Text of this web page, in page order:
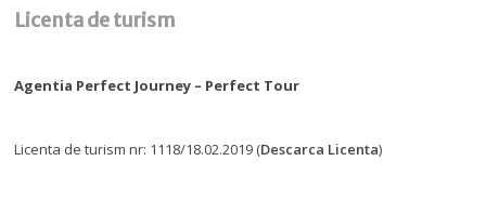
Licenta de turism
Agentia Perfect Journey – Perfect Tour
Licenta de turism nr: 1118/18.02.2019 (Descarca Licenta)